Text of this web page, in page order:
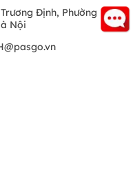
Định, Phường
Nội